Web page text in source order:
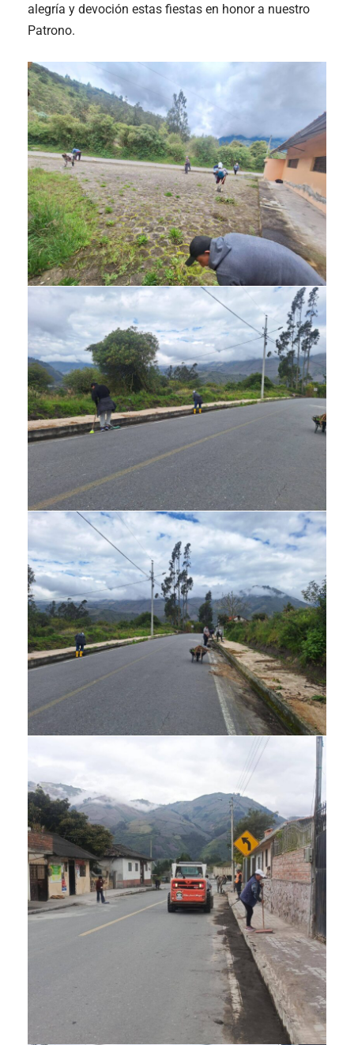
alegría y devoción estas fiestas en honor a nuestro
Patrono.